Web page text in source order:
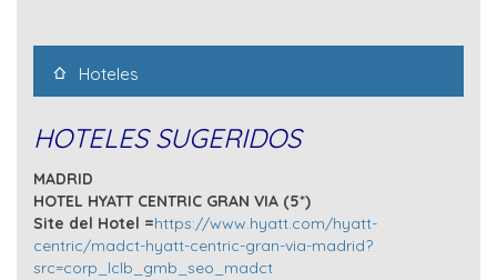
Hoteles
HOTELES SUGERIDOS
MADRID
HOTEL HYATT CENTRIC GRAN VIA (5*)
Site del Hotel =https://www.hyatt.com/hyatt-
centric/madct-hyatt-centric-gran-via-madrid?
src=corp_lclb_gmb_seo_madct